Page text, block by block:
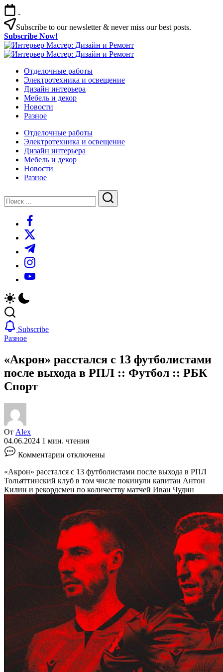
Перейти
к
содержимому
-
Subscribe to our newsletter & never miss our best posts.
Subscribe Now!
Интерьер
Мастер:
Интерьер
Дизайн
Ремонт
Интерьер
Мастер:
Дизайн
Ремонт
Отделочные работы
Электротехника и освещение
Дизайн интерьера
Мебель и декор
Новости
Разное
Отделочные работы
Электротехника и освещение
Дизайн интерьера
Мебель и декор
Новости
Разное
Поиск
Поиск
https://www.facebook.com/
https://twitter.com/
https://t.me/
https://www.instagram.com/
https://youtube.com/
Subscribe
Разное
«Акрон» расстался с 13 футболистами
после выхода в РПЛ :: Футбол :: РБК
Спорт
От Alex
04.06.2024 1 мин. чтения
Комментарии записи
«Акрон»
расстался
с
13
футболистами
после
выхода
в
РПЛ
::
Футбол
::
РБК
Спорт
отключены
«Акрон» расстался с 13 футболистами после выхода в РПЛ
Тольяттинский клуб в том числе покинули капитан Антон
Килин и рекордсмен по количеству матчей Иван Чудин